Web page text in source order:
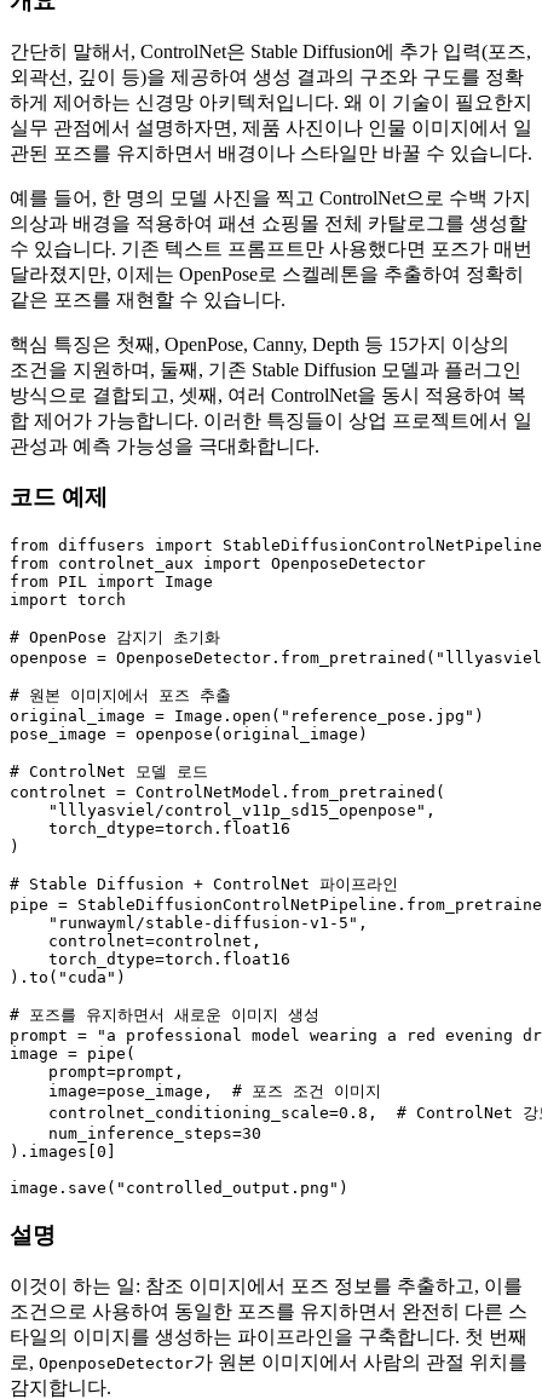
간단히 말해서, ControlNet은 Stable Diffusion에 추가 입력(포즈,
외곽선, 깊이 등)을 제공하여 생성 결과의 구조와 구도를 정확
하게 제어하는 신경망 아키텍처입니다. 왜 이 기술이 필요한지
실무 관점에서 설명하자면, 제품 사진이나 인물 이미지에서 일
관된 포즈를 유지하면서 배경이나 스타일만 바꿀 수 있습니다.
예를 들어, 한 명의 모델 사진을 찍고 ControlNet으로 수백 가지
의상과 배경을 적용하여 패션 쇼핑몰 전체 카탈로그를 생성할
수 있습니다. 기존 텍스트 프롬프트만 사용했다면 포즈가 매번
달라졌지만, 이제는 OpenPose로 스켈레톤을 추출하여 정확히
같은 포즈를 재현할 수 있습니다.
핵심 특징은 첫째, OpenPose, Canny, Depth 등 15가지 이상의
조건을 지원하며, 둘째, 기존 Stable Diffusion 모델과 플러그인
방식으로 결합되고, 셋째, 여러 ControlNet을 동시 적용하여 복
합 제어가 가능합니다. 이러한 특징들이 상업 프로젝트에서 일
관성과 예측 가능성을 극대화합니다.
코드 예제
from diffusers import
from controlnet_aux import
from PIL import
import torch
# OpenPose 감지기 초기화
openpose = OpenposeDetector.from_pretrained(
# 원본 이미지에서 포즈 추출
original_image = Image. open ( "reference_pose.jpg" )
pose_image = openpose(original_image)
# ControlNet 모델 로드
controlnet = ControlNetModel.from_pretrained(
"lllyasviel/control_v11p_sd15_openpose" ,
    torch_dtype=torch.float16
)
# Stable Diffusion + ControlNet 파이프라인
pipe =
"runwayml/stable-diffusion-v1-5" ,
    controlnet=controlnet,
    torch_dtype=torch.float16
).to( "cuda" )
# 포즈를 유지하면서 새로운 이미지 생성
prompt =
"a professional model wearing a red evening
image = pipe(
    prompt=prompt,
    image=pose_image,
# 포즈 조건 이미지
    controlnet_conditioning_scale=
0.8 , # ControlNet 강
    num_inference_steps=
30
).images[ 0
image.save( "controlled_output.png"
설명
이것이 하는 일: 참조 이미지에서 포즈 정보를 추출하고, 이를
조건으로 사용하여 동일한 포즈를 유지하면서 완전히 다른 스
타일의 이미지를 생성하는 파이프라인을 구축합니다. 첫 번째
로, OpenposeDetector가 원본 이미지에서 사람의 관절 위치를
감지합니다.